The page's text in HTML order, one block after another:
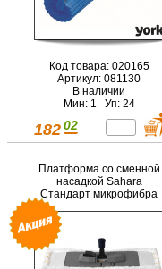
Код товара: 020165
Артикул: 081130
В наличии
Мин: 1 Уп: 24
182 02
Платформа со сменной
насадкой Sahara
Стандарт микрофибра